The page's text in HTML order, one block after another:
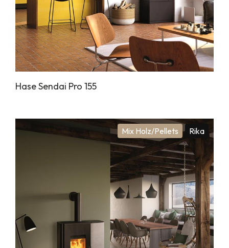
Hase Sendai Pro 155
Mix Holz/Pellets Rika